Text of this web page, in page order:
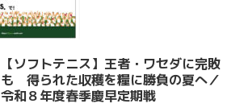
【ソフトテニス】王者・ワセダに完敗
も 得られた収穫を糧に勝負の夏へ／
令和８年度春季慶早定期戦